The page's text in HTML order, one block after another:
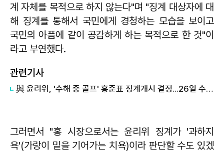
계 자체를 목적으로 하지 않는다"며 "징계 대상자에 대
해 징계를 통해서 국민에게 경청하는 모습을 보이고
국민의 아픔에 같이 공감하게 하는 목적으로 한 것"이
라고 부연했다.
관련기사
與 윤리위, '수해 중 골프' 홍준표 징계개시 결정...26일 수위 논의
그러면서 "홍 시장으로서는 윤리위 징계가 '과하지
욕'(가랑이 밑을 기어가는 치욕)이라 판단할 수도 있겠